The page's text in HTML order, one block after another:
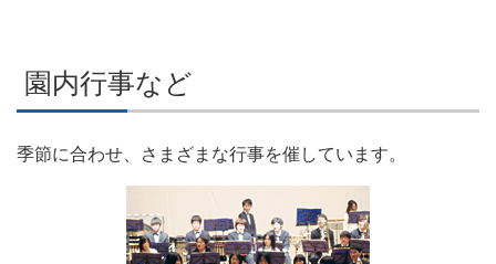
園内行事など
季節に合わせ、さまざまな行事を催しています。